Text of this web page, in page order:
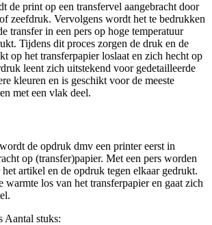
de print op een transfervel aangebracht door
zeefdruk. Vervolgens wordt het te bedrukken
transfer in een pers op hoge temperatuur
Tijdens dit proces zorgen de druk en de
op het transferpapier loslaat en zich hecht op
leent zich uitstekend voor gedetailleerde
kleuren en is geschikt voor de meeste
met een vlak deel.
de opdruk dmv een printer eerst in
op (transfer)papier. Met een pers worden
artikel en de opdruk tegen elkaar gedrukt.
los van het transferpapier en gaat zich
Aantal stuks: